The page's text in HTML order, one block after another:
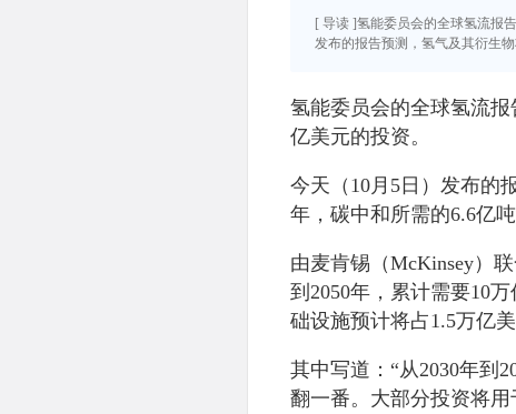
[ 导读 ]氢能委员会的全球氢流报
发布的报告预测，氢气及其衍生
氢能委员会的全球氢流
亿美元的投资。
今天（10月5日）发布的
年，碳中和所需的6.6亿
由麦肯锡（McKinsey）
到2050年，累计需要10
础设施预计将占1.5万亿美
其中写道：“从2030年到
翻一番。大部分投资将